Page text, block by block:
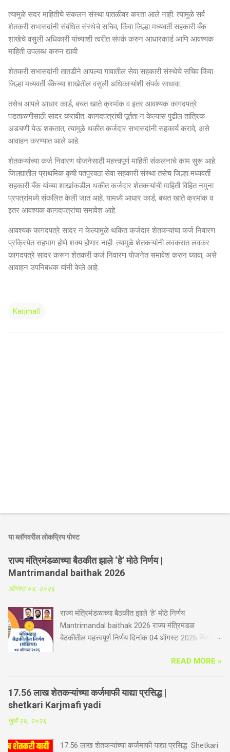
त्यामुळे सदर माहितीचे संकलन संस्था पातळीवर करता आले नाही. त्यामुळे सर्व
शेतकरी सभासदांनी संबंधित संस्थेचे सचिव, किंवा जिल्हा मध्यवर्ती सहकारी बँक
शाखेचे वसुली अधिकारी यांच्याशी त्वरीत संपर्क करुन आधारकार्ड आणि आवश्यक
माहिती उपलब्ध करुन द्यावी
शेतकरी सभासदांनी तातडीने आपल्या गावातील सेवा सहकारी संस्थेचे सचिव किंवा
जिल्हा मध्यवर्ती बँकेच्या शाखेतील वसुली अधिकाऱ्यांशी संपर्क साधावा.
तसेच आपले आधार कार्ड, बचत खाते क्रमांक व इतर आवश्यक कागदपत्रे
पडताळणीसाठी सादर करावीत. कागदपत्रांची पूर्तता न केल्यास पुढील तांत्रिक
अडचणी येऊ शकतात, त्यामुळे थकीत कर्जदार सभासदांनी सहकार्य करावे, असे
आवाहन करण्यात आले आहे.
शेतकऱ्यांच्या कर्ज निवारण योजनेसाठी महत्त्वपूर्ण माहिती संकलनाचे काम सुरू आहे.
जिल्ह्यातील प्राथमिक कृषी पतपुरवठा सेवा सहकारी संस्था तसेच जिल्हा मध्यवर्ती
सहकारी बँक यांच्या शाखांकडील थकीत कर्जदार शेतकऱ्यांची माहिती विहित नमुना
प्रपत्रांमध्ये संकलित केली जात आहे. यामध्ये आधार कार्ड, बचत खाते क्रमांक व
इतर आवश्यक कागदपत्रांचा समावेश आहे.
आवश्यक कागदपत्रे सादर न केल्यामुळे थकित कर्जदार शेतकऱ्यांचा कर्ज निवारण
प्रक्रियेत सहभाग होणे शक्य होणार नाही. त्यामुळे शेतकऱ्यांनी लवकरात लवकर
कागदपत्रे सादर करून शेतकरी कर्ज निवारण योजनेत समावेश करुन घ्यावा, असे
आवाहन उपनिबंधक यांनी केले आहे.
Karjmafi
या ब्लॉगवरील लोकप्रिय पोस्ट
राज्य मंत्रिमंडळाच्या बैठकीत झाले ‘हे’ मोठे निर्णय |
Mantrimandal baithak 2026
ऑगस्ट ०४, २०२६
राज्य मंत्रिमंडळाच्या बैठकीत झाले ‘हे’ मोठे निर्णय
Mantrimandal baithak 2026 राज्य मंत्रिमंडळ
बैठकीतील महत्त्वपूर्ण निर्णय दिनांक 04 ऑगस्ट 2026 निर्णय
सुरक्षा सानुग्रह अनुदान योजनेस आणखी तीन वर्षाची मुदतवाढ.
आता योजनेत भूमिहीन शेतमजूर व महिला शेतकऱ्यांचा समावेश
होणार. महिला शेतकरी सक्षमीकरण कायद्यामुळे दिलासा. यापूर्वी
ही योजना कुटुंबातील दोनच सदस्यांना लागू होती, आता ही
योजना शेतकऱ्यांच्या कुटुंबातील सर्व सदस्यांना लागू होणार आहे.
रस्त्यावरील अपघात, वाहन अपघात, तसेच, अन्य कोणत्याही
READ MORE »
17.56 लाख शेतकऱ्यांच्या कर्जमाफी याद्या प्रसिद्ध |
shetkari Karjmafi yadi
जुलै २७, २०२६
17.56 लाख शेतकऱ्यांच्या कर्जमाफी याद्या प्रसिद्ध Shetkari